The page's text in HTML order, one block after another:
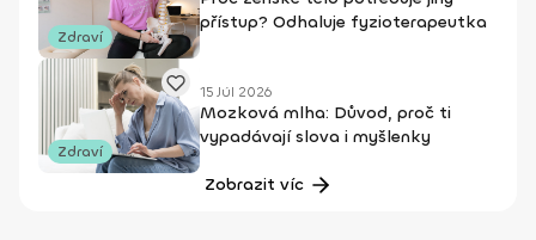
Zdraví
přístup? Odhaluje fyzioterapeutka
Zdraví
15 Júl 2026
Mozková mlha: Důvod, proč ti
vypadávají slova i myšlenky
Zobrazit víc